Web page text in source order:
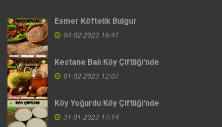
Esmer Köftelik Bulgur
04-02-2023 16:41
Kestane Balı Köy Çiftliği'nde
01-02-2023 12:07
Köy Yoğurdu Köy Çiftliği'nde
31-01-2023 17:14